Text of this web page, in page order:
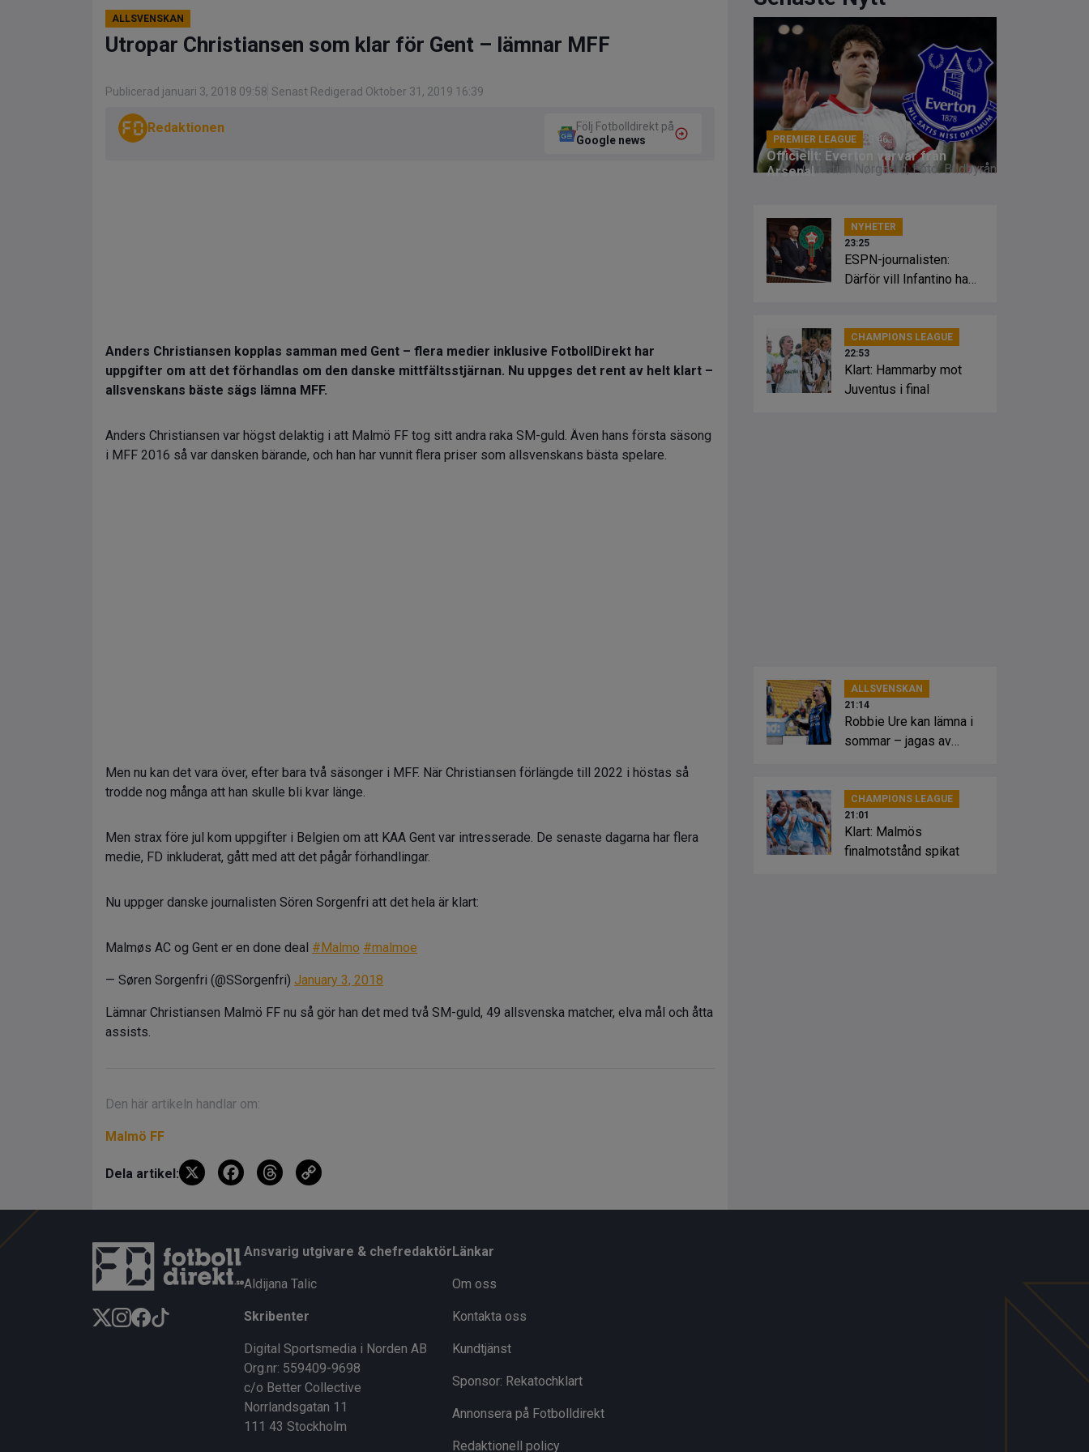
ALLSVENSKAN
Utropar Christiansen som klar för Gent – lämnar MFF
Publicerad januari 3, 2018 09:58 Senast Redigerad Oktober 31, 2019 16:39
Redaktionen
Följ Fotbolldirekt på
Google news
Anders Christiansen kopplas samman med Gent – flera medier inklusive FotbollDirekt har
uppgifter om att det förhandlas om den danske mittfältsstjärnan. Nu uppges det rent av helt klart –
allsvenskans bäste sägs lämna MFF.
Anders Christiansen var högst delaktig i att Malmö FF tog sitt andra raka SM-guld. Även hans första säsong
i MFF 2016 så var dansken bärande, och han har vunnit flera priser som allsvenskans bästa spelare.
Men nu kan det vara över, efter bara två säsonger i MFF. När Christiansen förlängde till 2022 i höstas så
trodde nog många att han skulle bli kvar länge.
Men strax före jul kom uppgifter i Belgien om att KAA Gent var intresserade. De senaste dagarna har flera
medie, FD inkluderat, gått med att det pågår förhandlingar.
Nu uppger danske journalisten Sören Sorgenfri att det hela är klart:
Malmøs AC og Gent er en done deal #Malmo #malmoe
— Søren Sorgenfri (@SSorgenfri) January 3, 2018
Lämnar Christiansen Malmö FF nu så gör han det med två SM-guld, 49 allsvenska matcher, elva mål och åtta
assists.
Den här artikeln handlar om:
Malmö FF
Dela artikel: X
F
b
o
k
T
a
d
Li
Christian Nørgaard, Foto: Bildbyrån
PREMIER LEAGUE 23:46
Officiellt: Everton värvar från
Arsenal
NYHETER
23:25
ESPN-journalisten:
Därför vill Infantino ha
CHAMPIONS LEAGUE
22:53
Klart: Hammarby mot
Juventus i final
ALLSVENSKAN
21:14
Robbie Ure kan lämna i
sommar – jagas av
CHAMPIONS LEAGUE
21:01
Klart: Malmös
finalmotstånd spikat
Ansvarig utgivare & chefredaktör
Aldijana Talic
Skribenter
Digital Sportsmedia i Norden AB
Org.nr: 559409-9698
c/o Better Collective
Norrlandsgatan 11
111 43 Stockholm
Länkar
Om oss
Kontakta oss
Kundtjänst
Sponsor: Rekatochklart
Annonsera på Fotbolldirekt
Redaktionell policy